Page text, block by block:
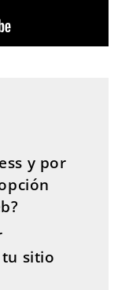
y por
sitio